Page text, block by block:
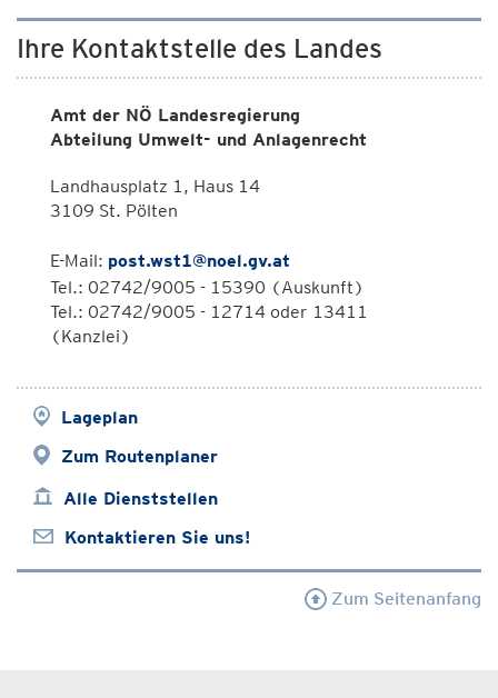
Ihre Kontaktstelle des Landes
Amt der NÖ Landesregierung
Abteilung Umwelt- und Anlagenrecht
Landhausplatz 1, Haus 14
3109 St. Pölten
E-Mail: post.wst1@noel.gv.at
Tel.: 02742/9005 - 15390 (Auskunft)
Tel.: 02742/9005 - 12714 oder 13411
(Kanzlei)
Lageplan
Zum Routenplaner
Alle Dienststellen
Kontaktieren Sie uns!
Zum Seitenanfang